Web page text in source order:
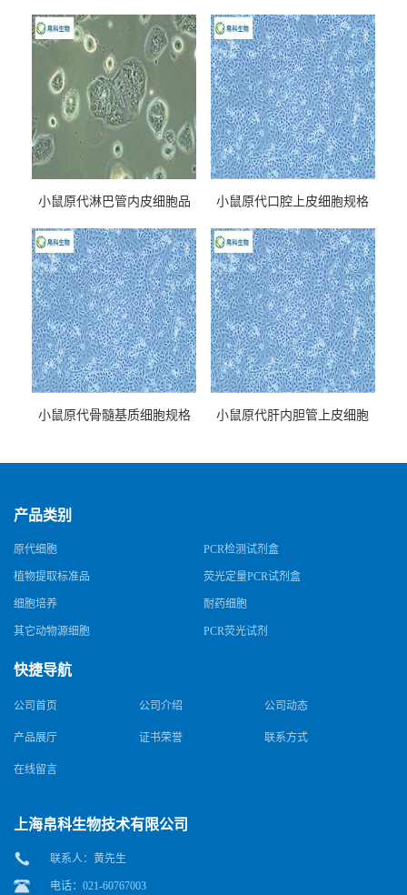
小鼠原代淋巴管内皮细胞品
小鼠原代口腔上皮细胞规格
小鼠原代骨髓基质细胞规格
小鼠原代肝内胆管上皮细胞
产品类别
原代细胞 PCR检测试剂盒
植物提取标准品 荧光定量PCR试剂盒
细胞培养 耐药细胞
其它动物源细胞 PCR荧光试剂
快捷导航
公司首页 公司介绍 公司动态
产品展厅 证书荣誉 联系方式
在线留言
上海帛科生物技术有限公司
联系人：黄先生
电话：021-60767003